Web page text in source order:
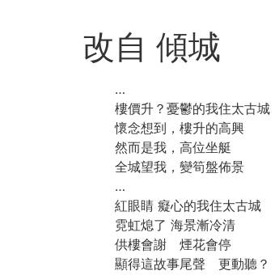
改自 傾城
…
樓價升？憂鬱的我住太古城
懷念想到，樓升的高興
然而是我，高位坐艇
全城望我，變筍盤佈景
…
紅眼睛 癡心的我住太古城
霓虹熄了 海景漸冷清
供樓會謝 煙花會停
顯得這故事尾聲 更動聽？